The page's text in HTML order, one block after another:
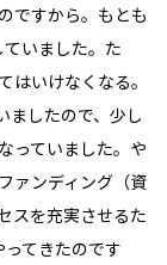
ですから。もとも
いました。た
いけなくなる。
ましたので、少し
っていました。や
ァンディング（資
スを充実させるた
てきたのです